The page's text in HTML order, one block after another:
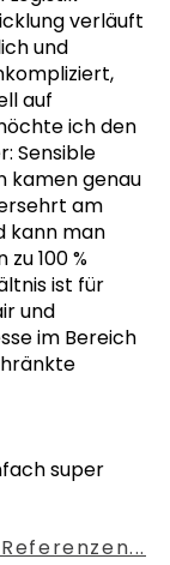
verläuft
und
auf
ich den
Sensible
kamen genau
am
kann man
100 %
ist für
und
im Bereich
super